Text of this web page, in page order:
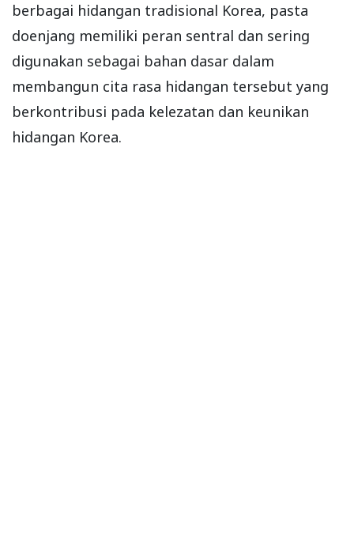
berbagai hidangan tradisional Korea, pasta
doenjang memiliki peran sentral dan sering
digunakan sebagai bahan dasar dalam
membangun cita rasa hidangan tersebut yang
berkontribusi pada kelezatan dan keunikan
hidangan Korea.